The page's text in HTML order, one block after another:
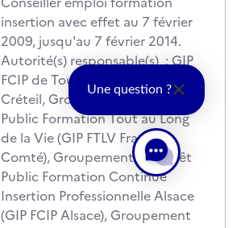
insertion avec effet au 7 février
2009, jusqu'au 7 février 2014.
Autorité(s) responsable(s) : GIP
FCIP de Toulouse, GIP FCIP de
Créteil, Groupement d'intérêt
Public Formation Tout au Long
de la Vie (GIP FTLV Franche
Comté), Groupement d'Intérêt
Public Formation Continue
Insertion Professionnelle Alsace
(GIP FCIP Alsace), Groupement
Une question ?